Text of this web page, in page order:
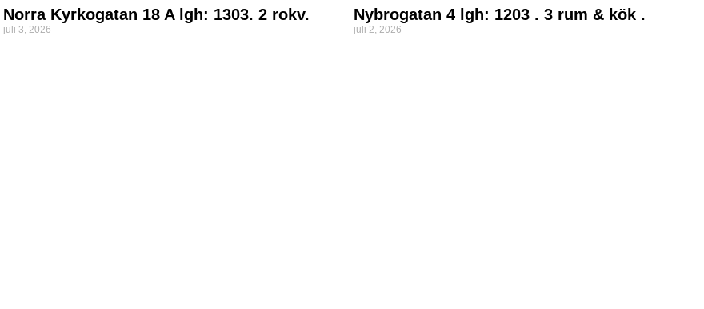
Norra Kyrkogatan 18 A lgh: 1303. 2 rokv.
juli 3, 2026
Nybrogatan 4 lgh: 1203 . 3 rum & kök .
juli 2, 2026